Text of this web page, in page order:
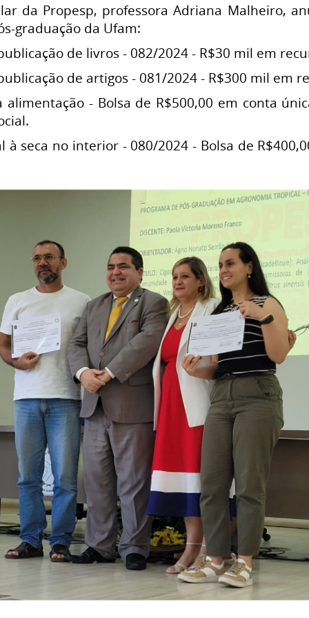
da Propesp, professora Adriana Malheiro,
graduação da Ufam:
de livros - 082/2024 - R$30 mil em
de artigos - 081/2024 - R$300 mil em
alimentação - Bolsa de R$500,00 em conta
à seca no interior - 080/2024 - Bolsa de